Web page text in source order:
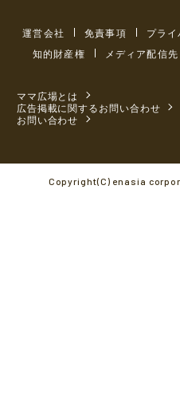
運営会社 免責事項 プラ
知的財産権
メディア配信先
ママ広場とは
広告掲載に関するお問い合わせ
お問い合わせ
Copyright(C) enasia